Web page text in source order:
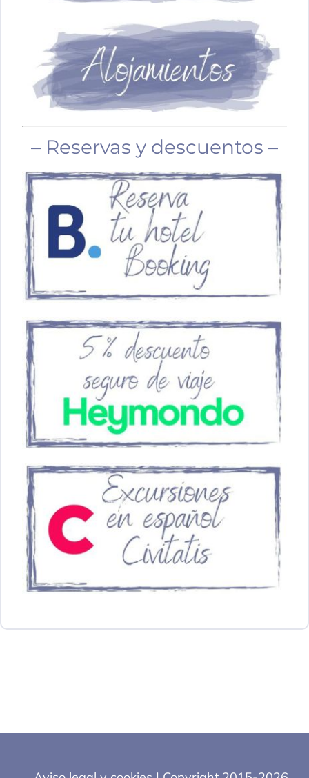
– Reservas y descuentos –